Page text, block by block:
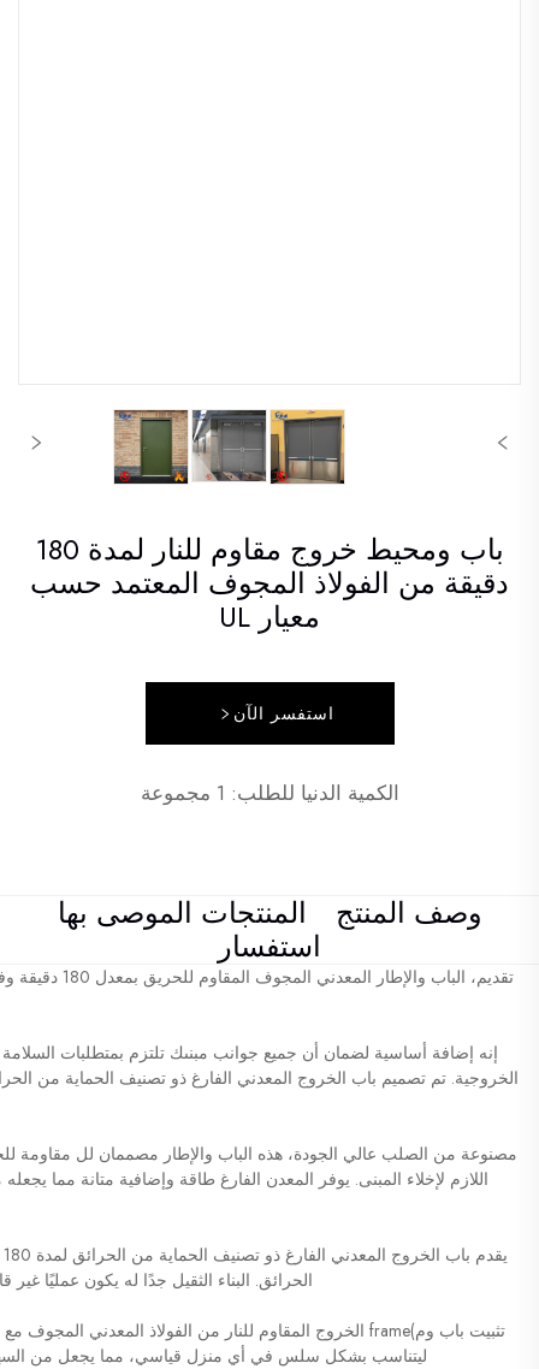
باب ومحيط خروج مقاوم للنار لمدة 180
دقيقة من الفولاذ المجوف المعتمد حسب
معيار UL
استفسر الآن
الكمية الدنيا للطلب: 1 مجموعة
وصف المنتج
المنتجات الموصى بها
استفسار
إنه إضافة أساسية لضمان أن جميع جوانب مبنىك تلتزم بمتطلبات السلامة
اللازم لإخلاء المبنى. يوفر المعدن الفارغ طاقة وإضافية متانة مما
الحرائق. البناء الثقيل جدًا له يكون عمليًا
ليتناسب بشكل سلس في أي منزل قياسي، مما يجعل من السهل